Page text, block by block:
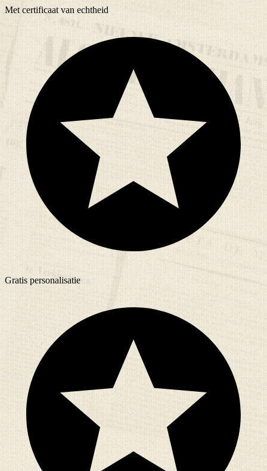
Met certificaat van echtheid
Gratis personalisatie